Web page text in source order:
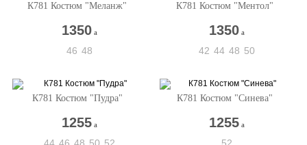
К781 Костюм "Меланж"
1350 a
46 48
К781 Костюм "Ментол"
1350 a
42 44 48 50
К781 Костюм "Пудра"
1255 a
К781 Костюм "Синева"
1255 a